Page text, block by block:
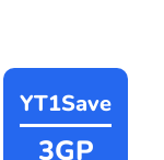
YT1Save
3GP